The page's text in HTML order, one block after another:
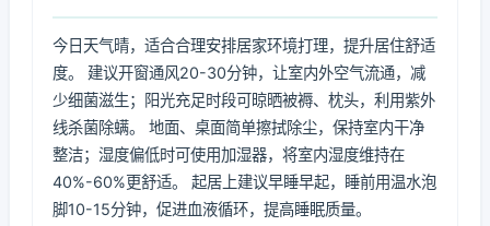
今日天气晴，适合合理安排居家环境打理，提升居住舒适
度。 建议开窗通风20-30分钟，让室内外空气流通，减
少细菌滋生；阳光充足时段可晾晒被褥、枕头，利用紫外
线杀菌除螨。 地面、桌面简单擦拭除尘，保持室内干净
整洁；湿度偏低时可使用加湿器，将室内湿度维持在
40%-60%更舒适。 起居上建议早睡早起，睡前用温水泡
脚10-15分钟，促进血液循环，提高睡眠质量。